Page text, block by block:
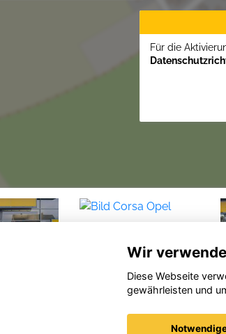
Für die
Corsa
Wir
Diese Webseite
gewährleisten und